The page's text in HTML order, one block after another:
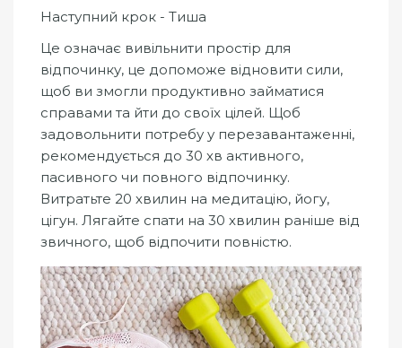
Наступний крок - Тиша
Це означає вивільнити простір для
відпочинку, це допоможе відновити сили,
щоб ви змогли продуктивно займатися
справами та йти до своїх цілей. Щоб
задовольнити потребу у перезавантаженні,
рекомендується до 30 хв активного,
пасивного чи повного відпочинку.
Витратьте 20 хвилин на медитацію, йогу,
цігун. Лягайте спати на 30 хвилин раніше від
звичного, щоб відпочити повністю.